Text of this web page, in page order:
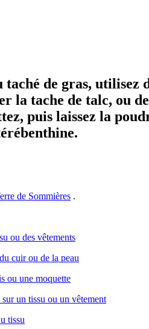
de gras, utilisez
la tache de talc, ou
puis laissez la
de Sommières .
ou des vêtements
cuir ou de la peau
ou une moquette
un tissu ou un vêtement
tissu